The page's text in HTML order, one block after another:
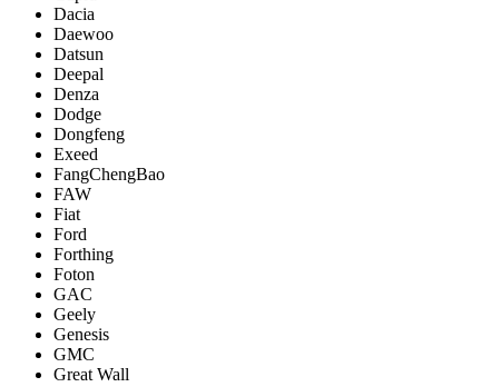
Dacia
Daewoo
Datsun
Deepal
Denza
Dodge
Dongfeng
Exeed
FangChengBao
FAW
Fiat
Ford
Forthing
Foton
GAC
Geely
Genesis
GMC
Great Wall